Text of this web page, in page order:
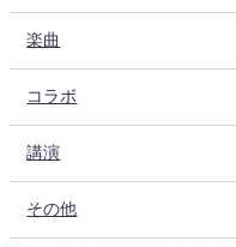
楽曲
コラボ
講演
その他